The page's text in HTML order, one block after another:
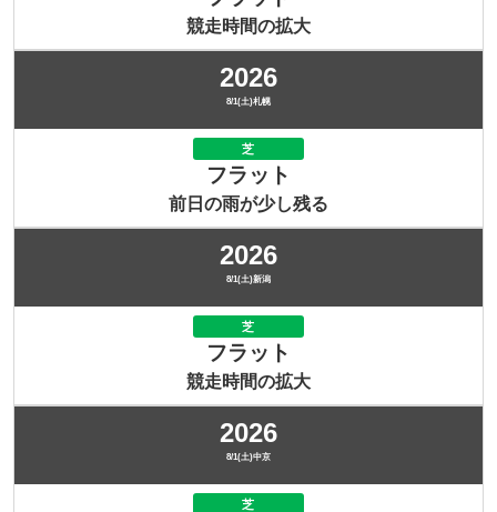
競走時間の拡大
2026
8/1(土)札幌
芝
フラット
前日の雨が少し残る
2026
8/1(土)新潟
芝
フラット
競走時間の拡大
2026
8/1(土)中京
芝